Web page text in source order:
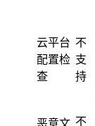
云平台
配置检
查
不
支
持
不